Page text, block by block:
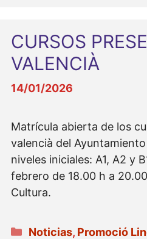
CURSOS
VALENCIÀ
14/01/2026
Matrícula abierta de los
valencià del
niveles iniciales: A1, A2 y
febrero de 18.00 h a
Cultura.
Categorías
Noticias, Promoció